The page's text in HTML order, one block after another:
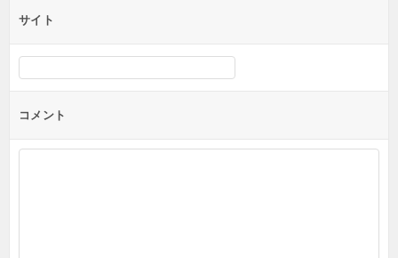
サイト
コメント